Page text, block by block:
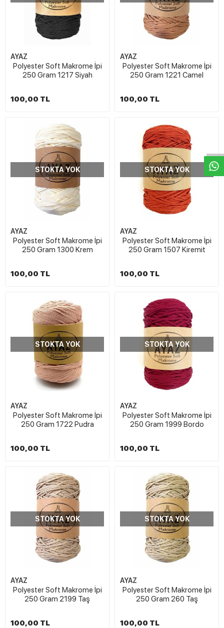
AYAZ
Polyester Soft Makrome İpi
250 Gram 1217 Siyah
100,00 TL
AYAZ
Polyester Soft Makrome İpi
250 Gram 1221 Camel
100,00 TL
STOKTA YOK
AYAZ
Polyester Soft Makrome İpi
250 Gram 1300 Krem
100,00 TL
STOKTA YOK
AYAZ
Polyester Soft Makrome İpi
250 Gram 1507 Kiremit
100,00 TL
STOKTA YOK
AYAZ
Polyester Soft Makrome İpi
250 Gram 1722 Pudra
100,00 TL
STOKTA YOK
AYAZ
Polyester Soft Makrome İpi
250 Gram 1999 Bordo
100,00 TL
STOKTA YOK
AYAZ
Polyester Soft Makrome İpi
250 Gram 2199 Taş
100,00 TL
STOKTA YOK
AYAZ
Polyester Soft Makrome İpi
250 Gram 260 Taş
100,00 TL